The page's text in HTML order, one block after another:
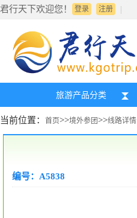
君行天下欢迎您！ 登录 |
注册
旅游产品分类
当前位置： 首页>>境外参团>>线路详情
编号：A5838